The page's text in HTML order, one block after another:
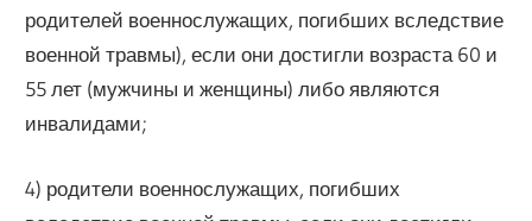
родителей военнослужащих, погибших вследствие
военной травмы), если они достигли возраста 60 и
55 лет (мужчины и женщины) либо являются
инвалидами;
4) родители военнослужащих, погибших